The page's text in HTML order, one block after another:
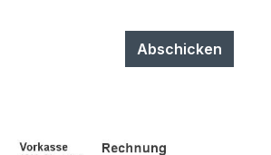
Abschicken